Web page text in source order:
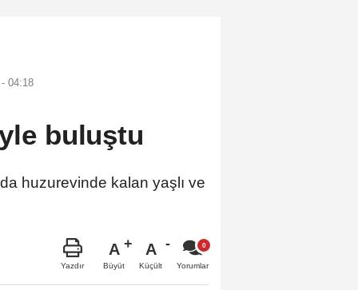
04:18
buluştu
huzurevinde kalan yaşlı ve
Yazdır
A
Büyüt
A
Küçült Yorumlar